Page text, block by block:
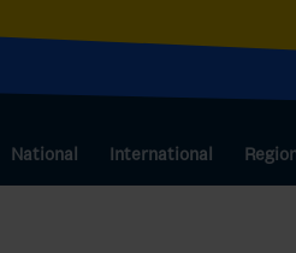
National International